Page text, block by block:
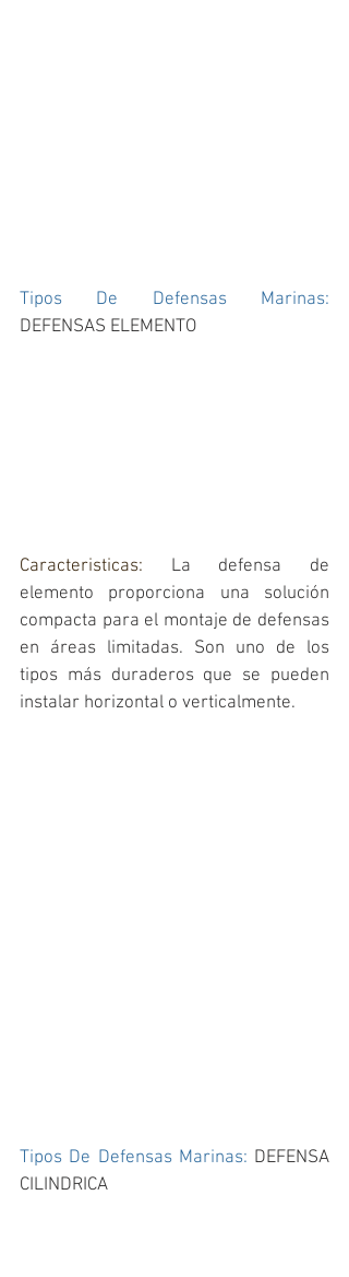
DEFENSAS ELEMENTO
Caracteristicas: La defensa de
elemento proporciona una solución
compacta para el montaje de defensas
en áreas limitadas. Son uno de los
tipos más duraderos que se pueden
instalar horizontal o verticalmente.
Tipos De Defensas Marinas: DEFENSA
CILINDRICA